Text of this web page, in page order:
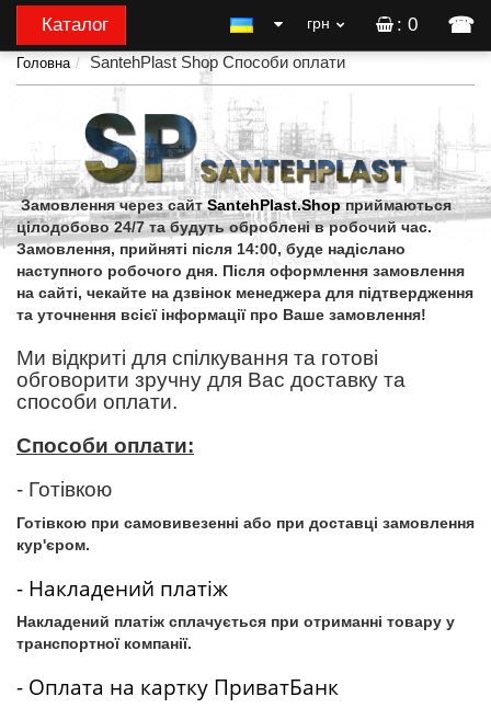
: 0 ☎
Каталог грн
Головна SantehPlast Shop Способи оплати
Замовлення через сайтSantehPlast.Shopприймаються
цілодобово 24/7 та будуть оброблені в робочий час.
Замовлення, прийняті після 14:00, буде надіслано
наступного робочого дня. Після оформлення замовлення
на сайті, чекайте на дзвінок менеджера для підтвердження
та уточнення всієї інформації про Ваше замовлення!
Ми відкриті для спілкування та готові
обговорити зручну для Вас доставку та
способи оплати.
Способи оплати:
- Готівкою
Готівкою при самовивезенні або при доставці замовлення
кур'єром.
- Накладений платіж
Накладений платіж сплачується при отриманні товару у
транспортної компанії.
- Оплата на картку ПриватБанк